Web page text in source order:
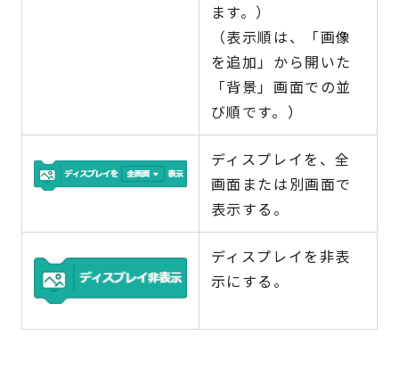
ます。）
（表示順は、「画像
を追加」から開いた
「背景」画面での並
び順です。）
ディスプレイを、全
画面または別画面で
表示する。
ディスプレイを非表
示にする。